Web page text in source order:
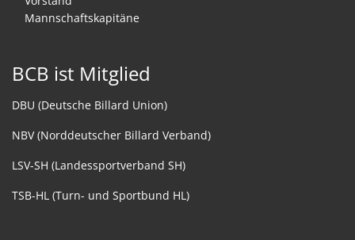
Mannschaftskapitäne
BCB ist Mitglied
DBU (Deutsche Billard Union)
NBV (Norddeutscher Billard Verband)
LSV-SH (Landessportverband SH)
TSB-HL (Turn- und Sportbund HL)